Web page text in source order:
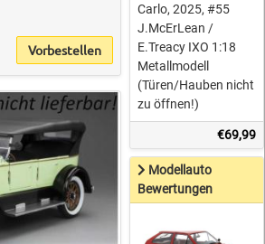
Vorbestellen
Carlo, 2025, #55
J.McErLean /
E.Treacy IXO 1:18
Metallmodell
(Türen/Hauben nicht
zu öffnen!)
€69,99
Modellauto
Bewertungen